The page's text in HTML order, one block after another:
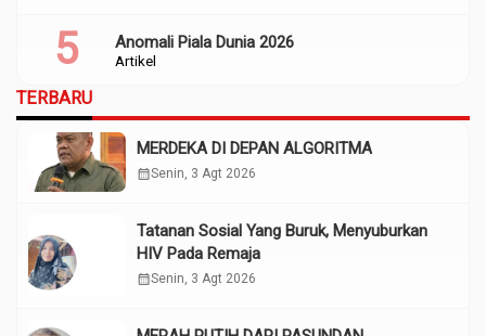
Artikel
Anomali Piala Dunia 2026
TERBARU
MERDEKA DI DEPAN ALGORITMA
calendar_monthSenin, 3 Agt 2026
Tatanan Sosial Yang Buruk, Menyuburkan
HIV Pada Remaja
calendar_monthSenin, 3 Agt 2026